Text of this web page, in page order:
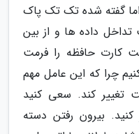
گفته شده تک تک پاک
داده ها و از بین
کارت حافظه را فرمت
چرا که این عامل مهم
تغییر کند. سعی کنید
کنید. بیرون رفتن دسته